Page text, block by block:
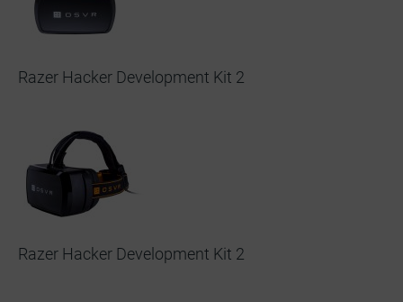
Razer Hacker Development Kit 2
Razer Hacker Development Kit 2